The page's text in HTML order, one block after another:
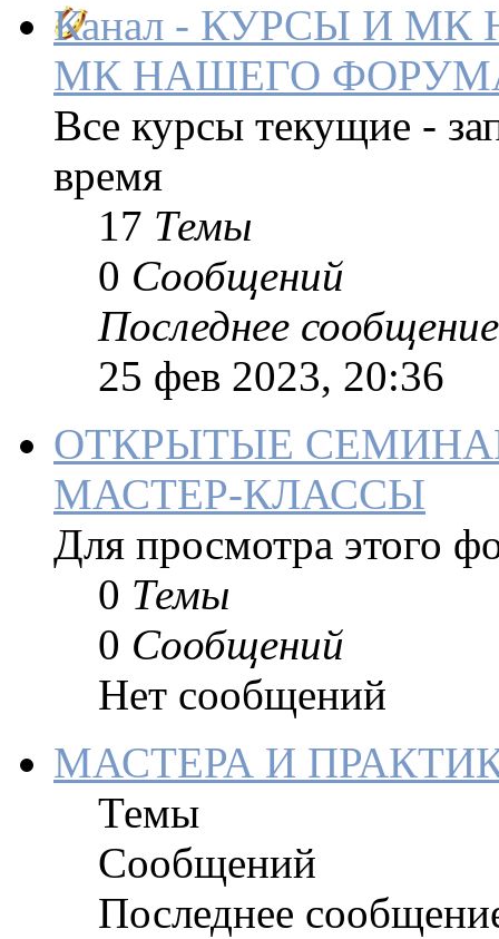
Канал - КУРСЫ И
МК НАШЕГО
Все курсы текущие -
время
17 Темы
0 Сообщений
Последнее сообщение
25 фев 2023, 20:36
ОТКРЫТЫЕ
МАСТЕР-КЛАССЫ
Для просмотра этого
0 Темы
0 Сообщений
Нет сообщений
МАСТЕРА И
Темы
Сообщений
Последнее